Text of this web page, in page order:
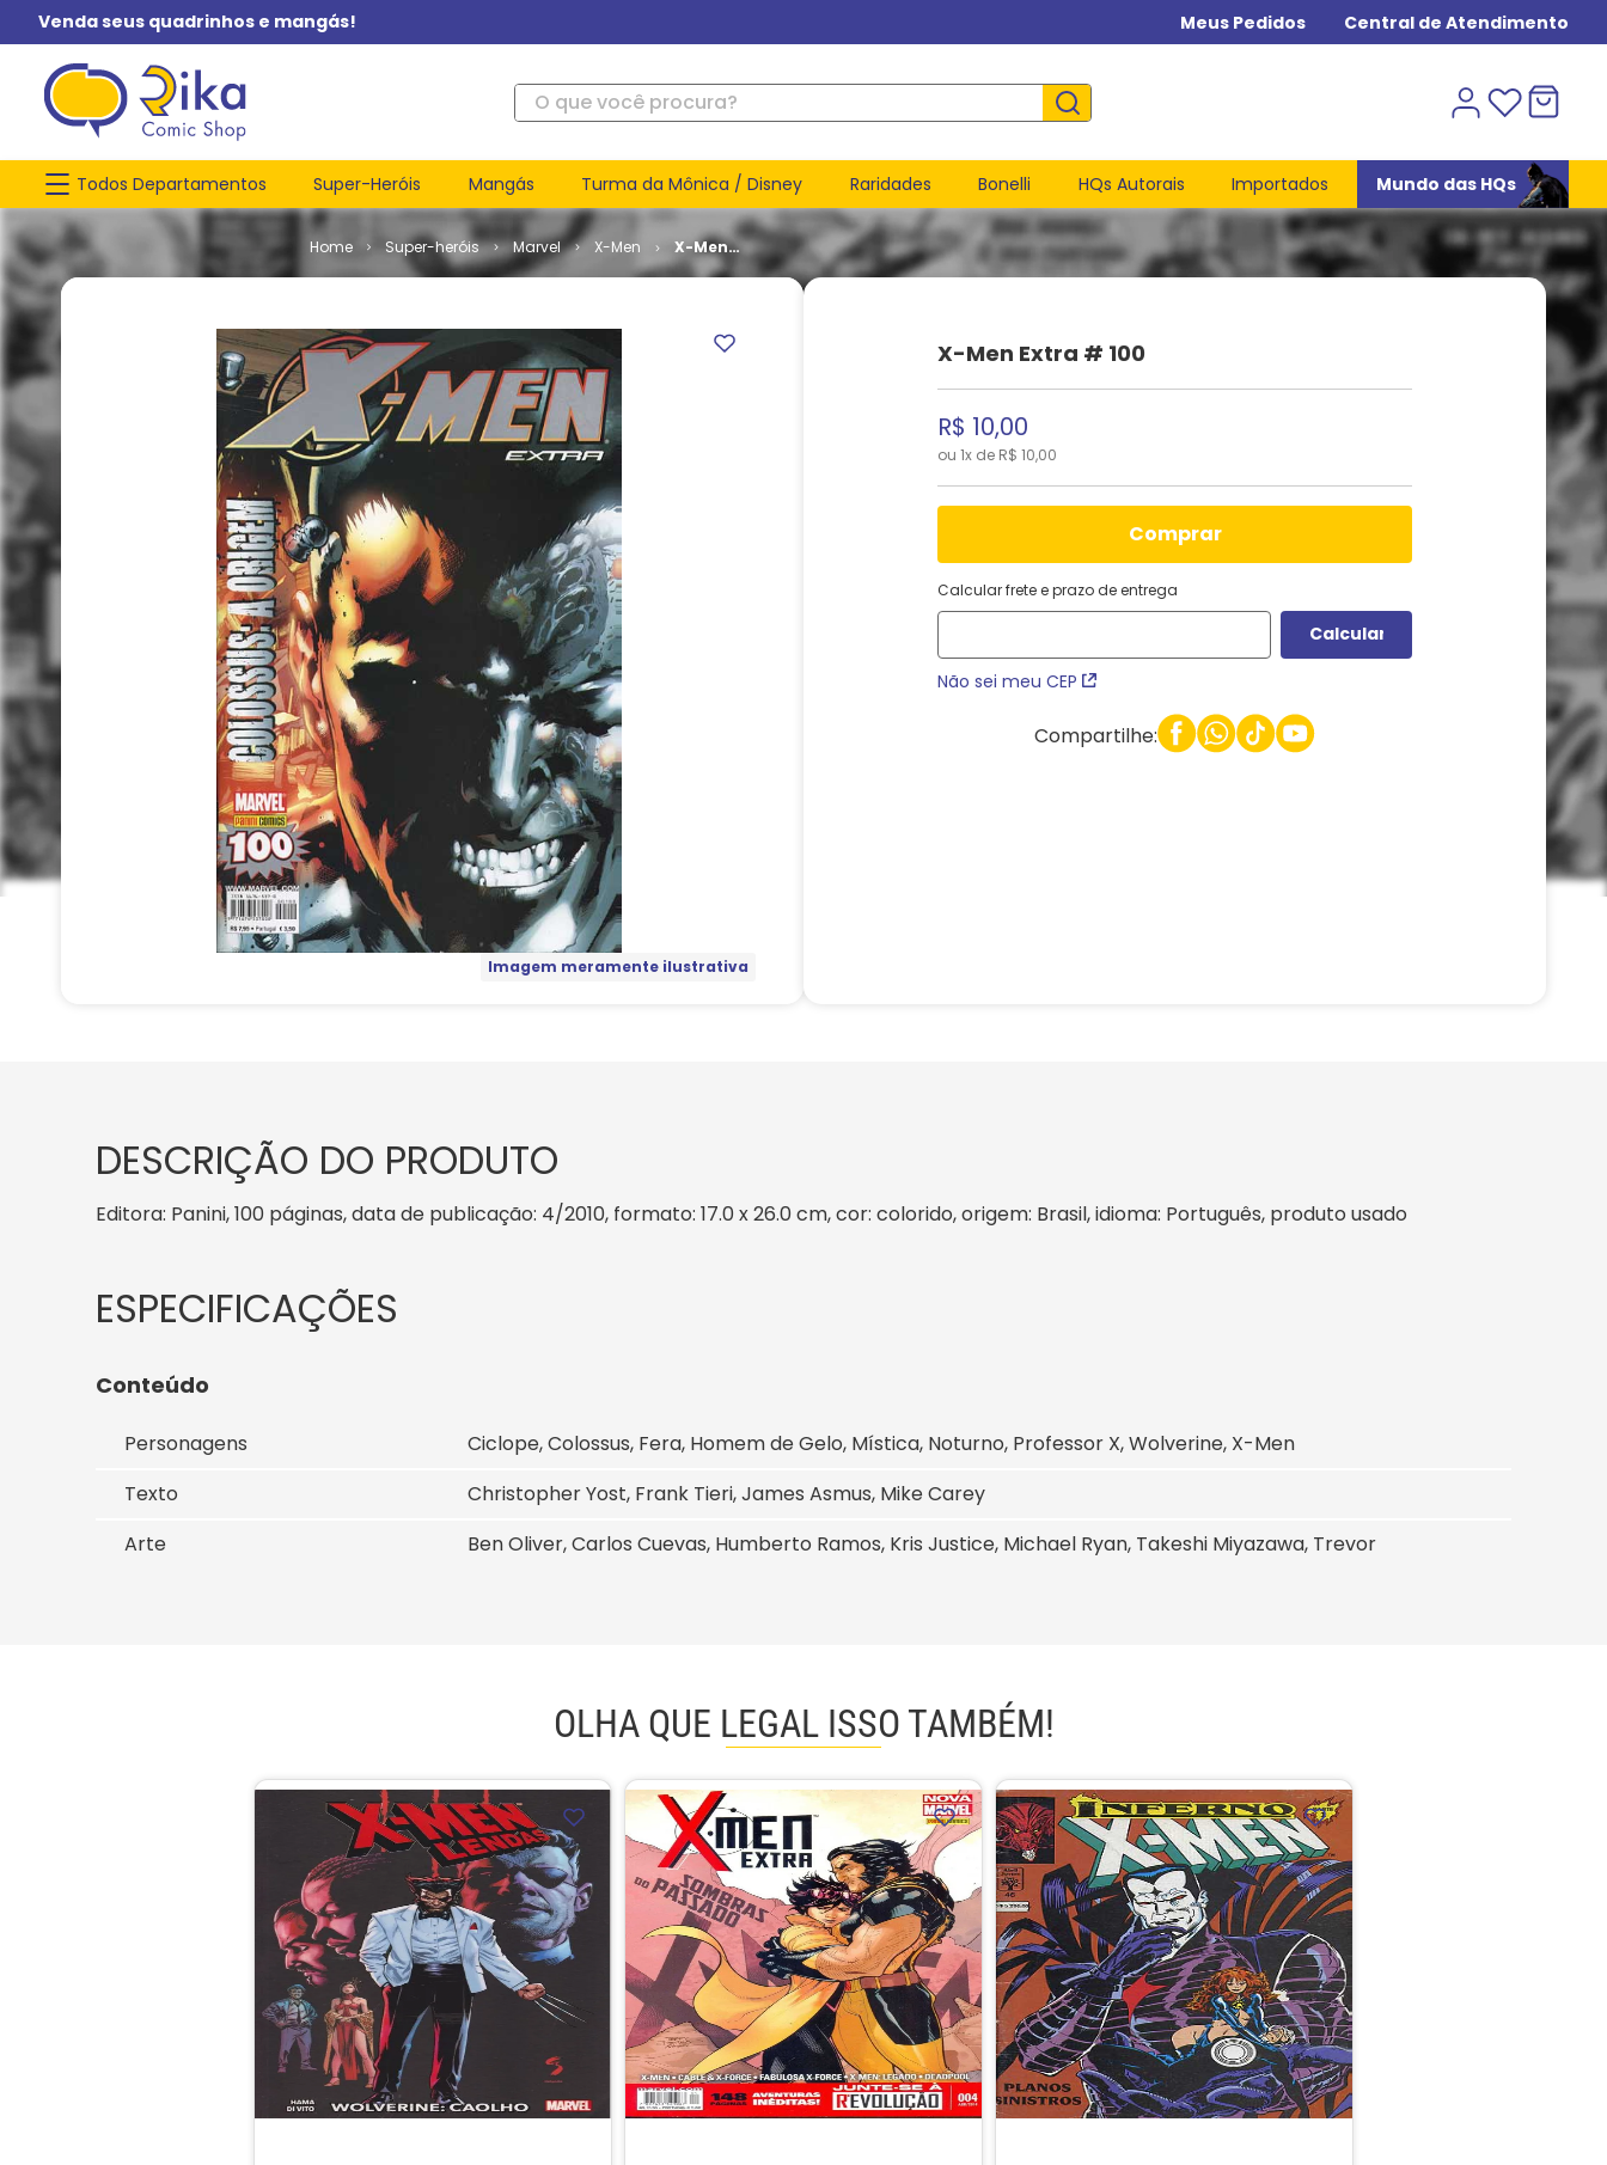
Venda seus quadrinhos e mangás! Meus Pedidos Central de Atendimento
O que você procura?
Todos Departamentos Super-Heróis Mangás Turma da Mônica / Disney Raridades Bonelli HQs Autorais Importados Mundo das HQs
Super-heróis Marvel X-Men
X-Men
Extra # 100
Imagem meramente ilustrativa
X-Men Extra # 100
R$ 10,00
ou 1x de R$ 10,00
comprar
Calcular frete e prazo de entrega
Não sei meu CEP
Compartilhe:
DESCRIÇÃO DO PRODUTO
Editora: Panini, 100 páginas, data de publicação: 4/2010, formato: 17.0 x 26.0 cm, cor: colorido, origem: Brasil, idioma: Português, produto usado
Conteúdo
Personagens
Ciclope, Colossus, Fera, Homem de Gelo, Mística, Noturno, Professor X, Wolverine, X-Men
Texto
Christopher Yost, Frank Tieri, James Asmus, Mike Carey
Arte
Ben Oliver, Carlos Cuevas, Humberto Ramos, Kris Justice, Michael Ryan, Takeshi Miyazawa, Trevor
OLHA QUE LEGAL ISSO TAMBÉM!